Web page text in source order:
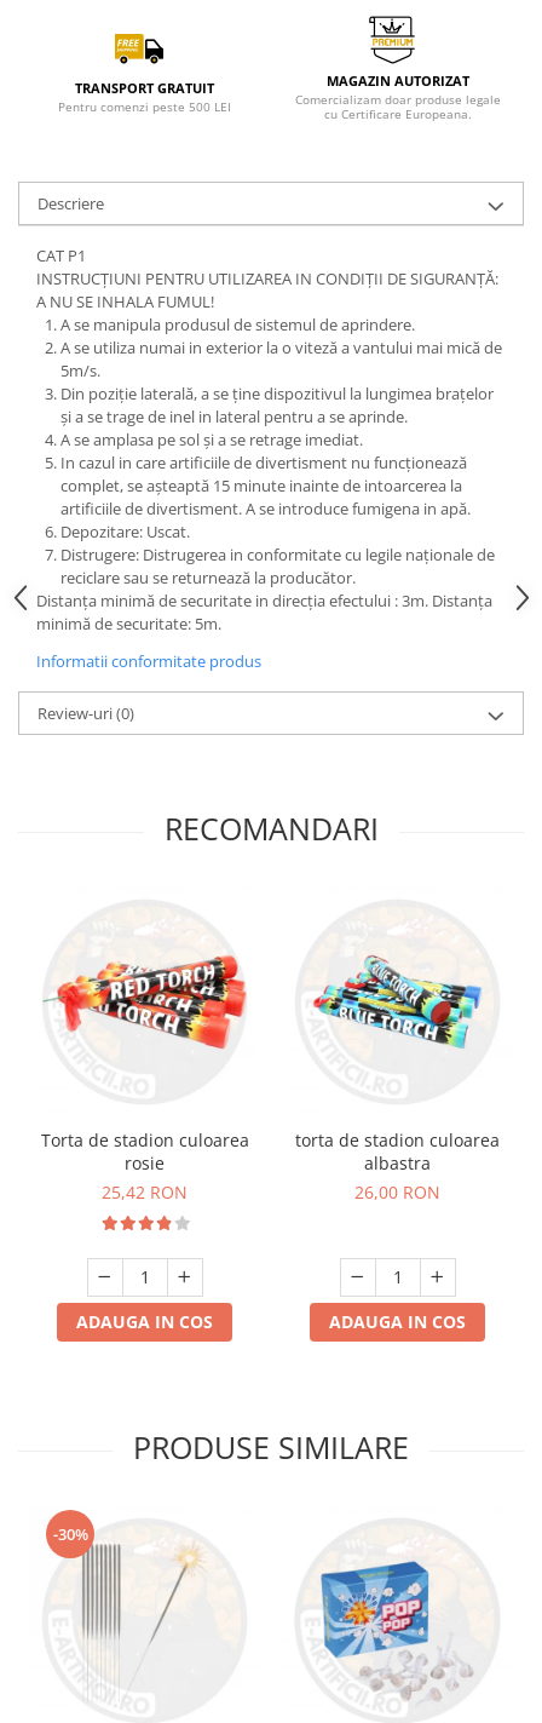
TRANSPORT GRATUIT
Pentru comenzi peste 500 LEI
MAGAZIN AUTORIZAT
Comercializam doar produse legale
cu Certificare Europeana.
Descriere
CAT P1
INSTRUCȚIUNI PENTRU UTILIZAREA IN CONDIȚII DE SIGURANȚĂ:
A NU SE INHALA FUMUL!
A se manipula produsul de sistemul de aprindere.
A se utiliza numai in exterior la o viteză a vantului mai mică de
5m/s.
Din poziție laterală, a se ține dispozitivul la lungimea brațelor
și a se trage de inel in lateral pentru a se aprinde.
A se amplasa pe sol și a se retrage imediat.
In cazul in care artificiile de divertisment nu funcționează
complet, se așteaptă 15 minute inainte de intoarcerea la
artificiile de divertisment. A se introduce fumigena in apă.
Depozitare: Uscat.
Distrugere: Distrugerea in conformitate cu legile naționale de
reciclare sau se returnează la producător.
Distanța minimă de securitate in direcția efectului : 3m. Distanța
minimă de securitate: 5m.
Informatii conformitate produs
Review-uri(0)
RECOMANDARI
Torta de stadion culoarea
rosie
25,42 RON
ADAUGA IN COS
torta de stadion culoarea
albastra
26,00 RON
ADAUGA IN COS
PRODUSE SIMILARE
-30%